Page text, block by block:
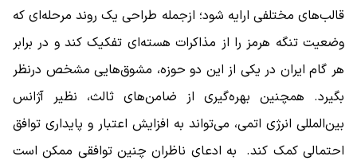
قالب‌های مختلفی ارایه شود؛ ازجمله طراحی یک روند مرحله‌ای که
وضعیت تنگه هرمز را از مذاکرات هسته‌ای تفکیک کند و در برابر
هر گام ایران در یکی از این دو حوزه، مشوق‌هایی مشخص درنظر
بگیرد. همچنین بهره‌گیری از ضامن‌های ثالث، نظیر آژانس
بین‌المللی انرژی اتمی، می‌تواند به افزایش اعتبار و پایداری توافق
احتمالی کمک کند. به ادعای ناظران چنین توافقی ممکن است